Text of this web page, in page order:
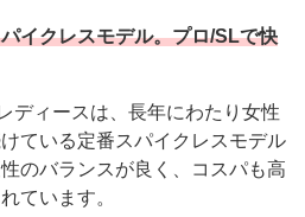
イクレスモデル。プロ/SLで快
ディースは、長年にわたり女性
ている定番スパイクレスモデル
のバランスが良く、コスパも高
ています。